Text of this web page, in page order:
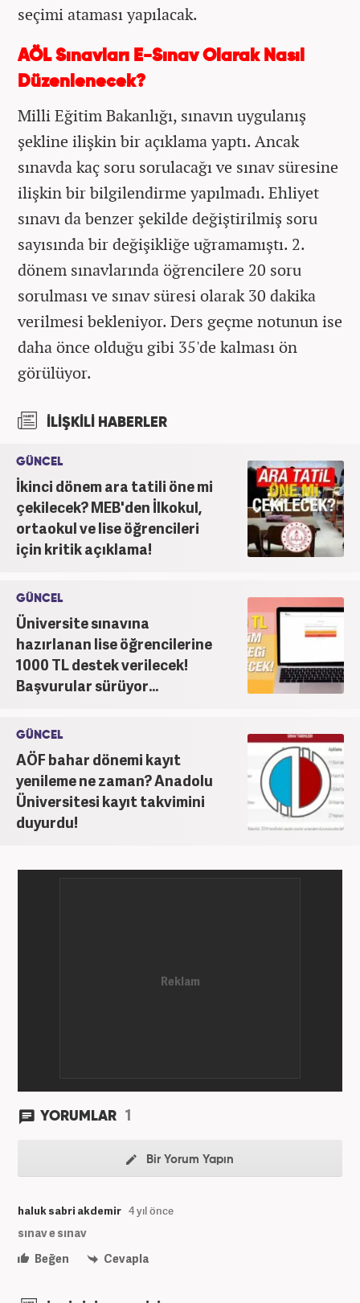
seçimi ataması yapılacak.
AÖL Sınavları E-Sınav Olarak Nasıl
Düzenlenecek?
Milli Eğitim Bakanlığı, sınavın uygulanış
şekline ilişkin bir açıklama yaptı. Ancak
sınavda kaç soru sorulacağı ve sınav süresine
ilişkin bir bilgilendirme yapılmadı. Ehliyet
sınavı da benzer şekilde değiştirilmiş soru
sayısında bir değişikliğe uğramamıştı. 2.
dönem sınavlarında öğrencilere 20 soru
sorulması ve sınav süresi olarak 30 dakika
verilmesi bekleniyor. Ders geçme notunun ise
daha önce olduğu gibi 35'de kalması ön
görülüyor.
İLİŞKİLİ HABERLER
GÜNCEL
İkinci dönem ara tatili öne mi
çekilecek? MEB'den İlkokul,
ortaokul ve lise öğrencileri
için kritik açıklama!
GÜNCEL
Üniversite sınavına
hazırlanan lise öğrencilerine
1000 TL destek verilecek!
Başvurular sürüyor...
GÜNCEL
AÖF bahar dönemi kayıt
yenileme ne zaman? Anadolu
Üniversitesi kayıt takvimini
duyurdu!
YORUMLAR 1
Bir Yorum Yapın
haluk sabri akdemir 4 yıl önce
sınav e sınav
Beğen
Cevapla